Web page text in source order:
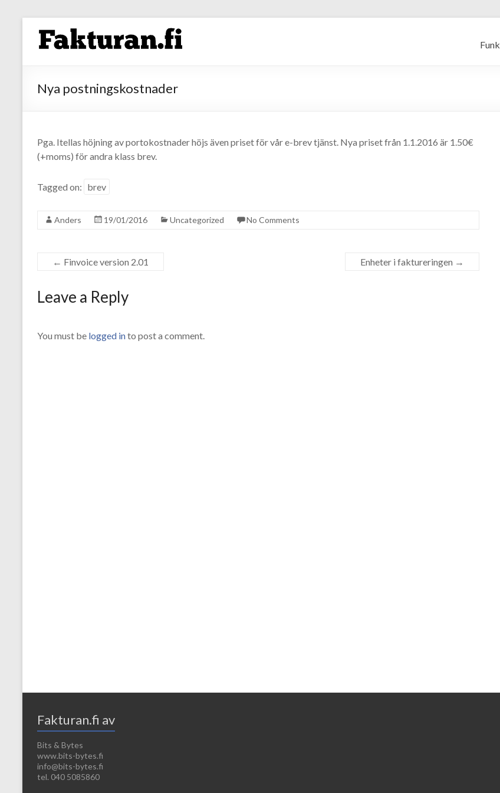
Nya postningskostnader
Pga. Itellas höjning av portokostnader höjs även priset för vår e-brev tjänst. Nya priset från 1.1.2016 är 1.50€
(+moms) för andra klass brev.
Tagged on: brev
Anders 19/01/2016 Uncategorized No Comments
← Finvoice version 2.01 Enheter i faktureringen →
Leave a Reply
You must be logged into post a comment.
Fakturan.fi av
Bits & Bytes
www.bits-bytes.fi
info@bits-bytes.fi
tel. 040 5085860